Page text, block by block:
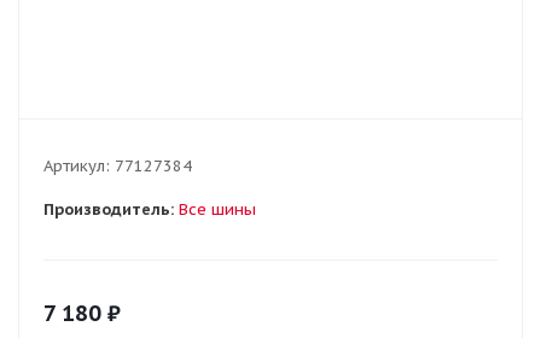
Артикул: 77127384
Производитель: Все шины
7 180 ₽